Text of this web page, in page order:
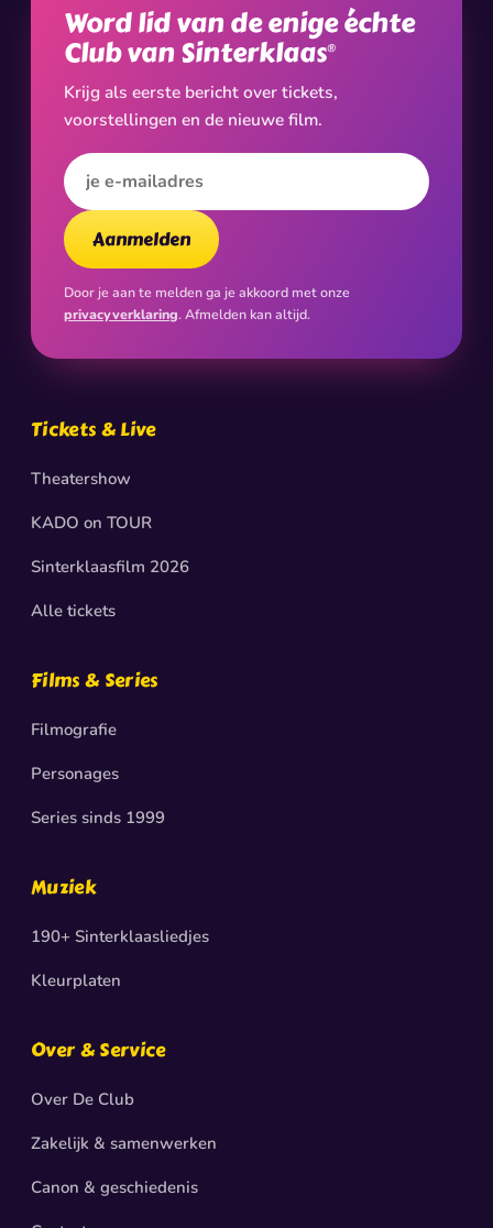
Word lid van de enige échte
Club van Sinterklaas®
Krijg als eerste bericht over tickets,
voorstellingen en de nieuwe film.
E-mailadres
Aanmelden
Door je aan te melden ga je akkoord met onze
privacyverklaring. Afmelden kan altijd.
Tickets & Live
Theatershow
KADO on TOUR
Sinterklaasfilm 2026
Alle tickets
Films & Series
Filmografie
Personages
Series sinds 1999
Muziek
190+ Sinterklaasliedjes
Kleurplaten
Over & Service
Over De Club
Zakelijk & samenwerken
Canon & geschiedenis